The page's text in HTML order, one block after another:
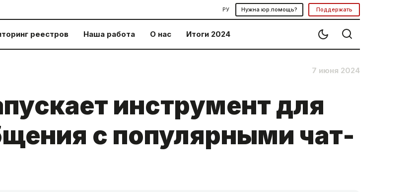
РУ Нужна юр.помощь? Поддержать
реестров Наша работа О нас Итоги 2024
7 июня 2024
инструмент для
с популярными чат-